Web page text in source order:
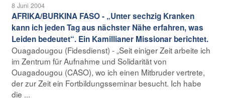
8 Juni 2004
AFRIKA/BURKINA FASO - „Unter sechzig Kranken
kann ich jeden Tag aus nächster Nähe erfahren, was
Leiden bedeutet“. Ein Kamillianer Missionar berichtet.
Ouagadougou (Fidesdienst) - „Seit einiger Zeit arbeite ich
im Zentrum für Aufnahme und Solidarität von
Ouagadougou (CASO), wo ich einen Mitbruder vertrete,
der zur Zeit ein Fortbildungsseminar besucht. Ich habe
die ...